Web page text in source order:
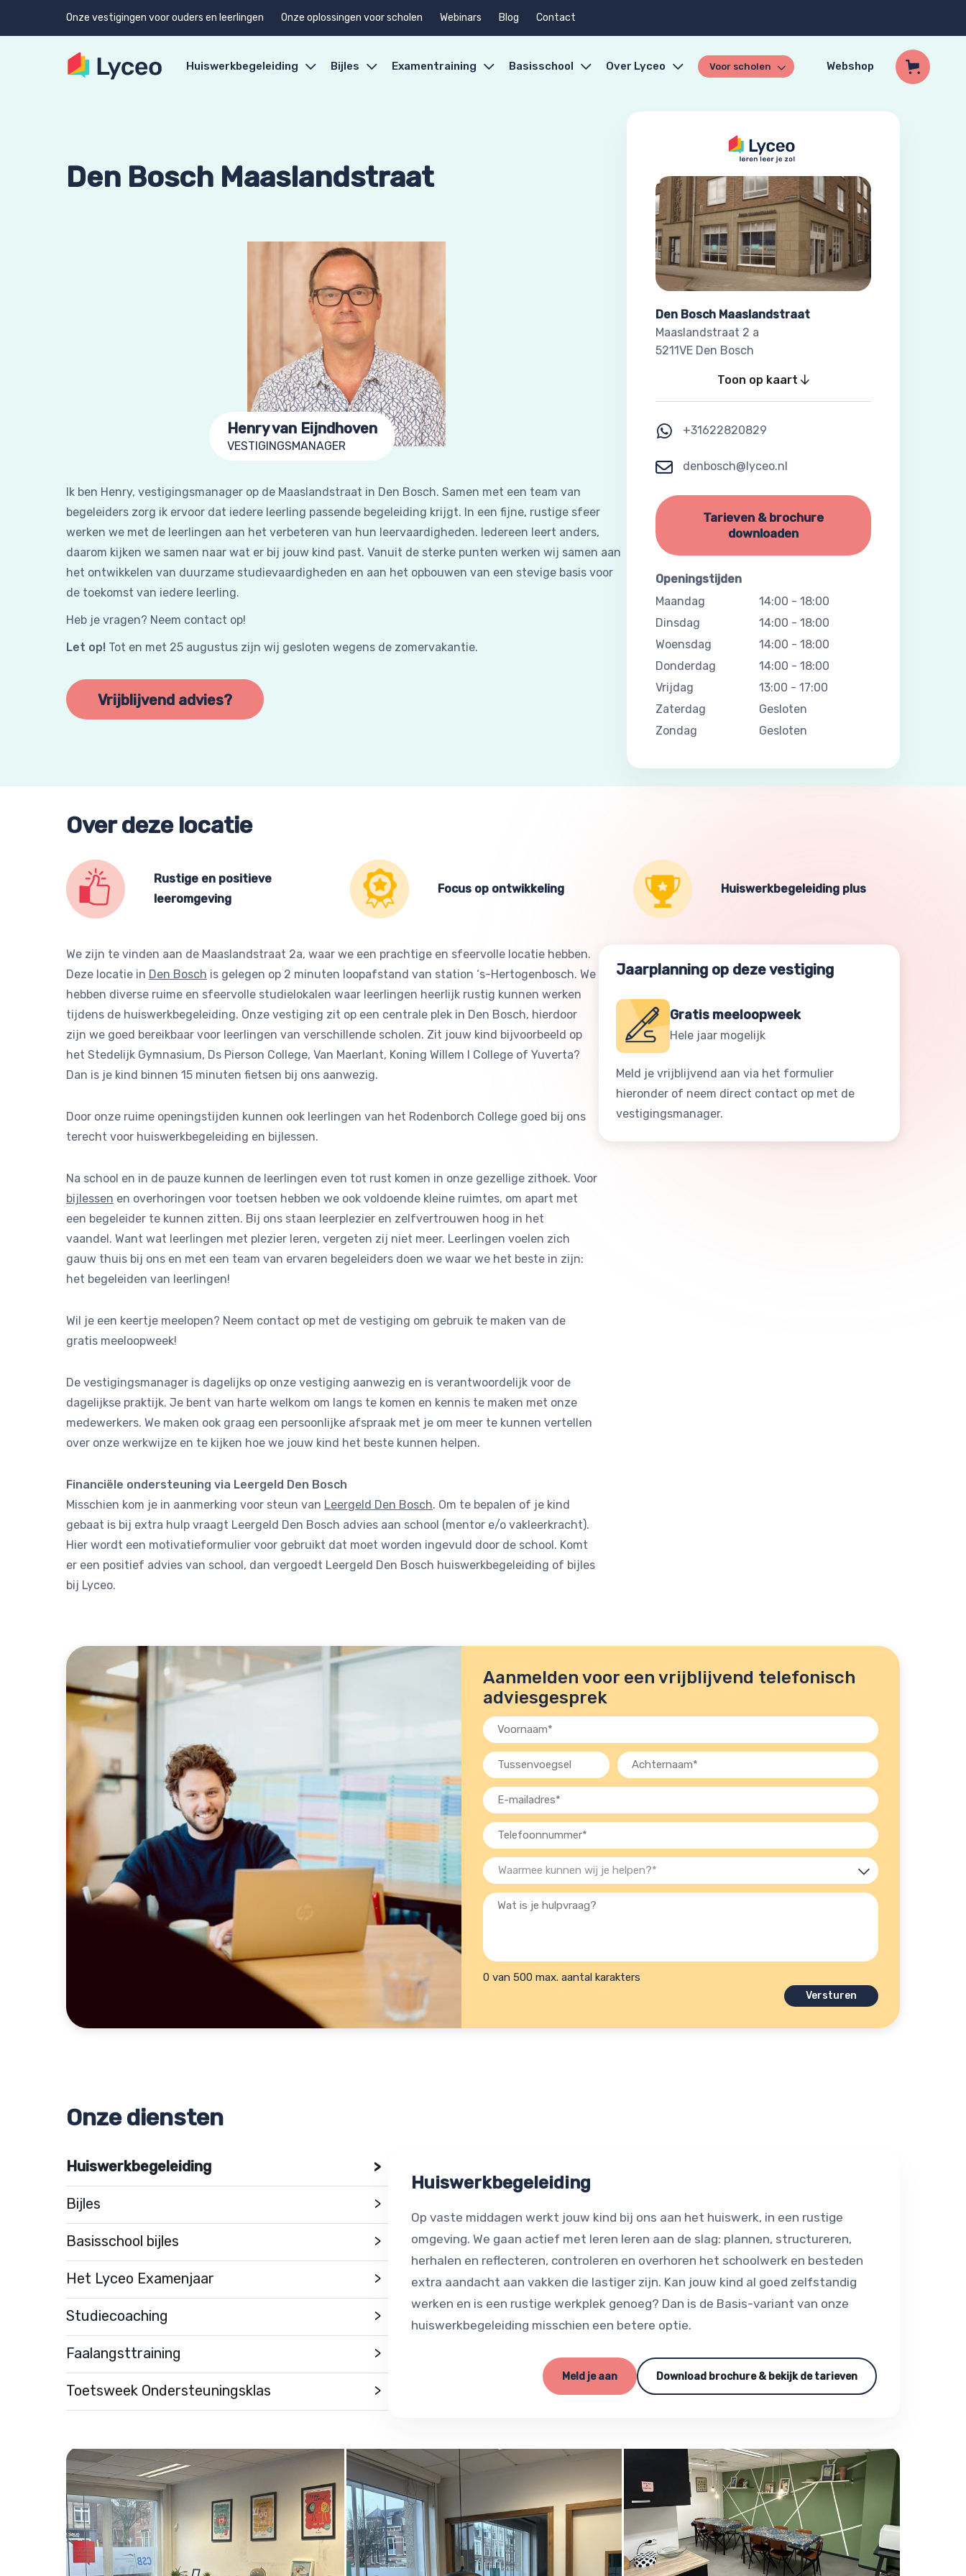
Onze vestigingen voor ouders en leerlingen Onze oplossingen voor scholen Webinars Blog Contact
Huiswerkbegeleiding Bijles Examentraining Basisschool Over Lyceo Voor scholen Webshop
Den Bosch Maaslandstraat
Henry van Eijndhoven
VESTIGINGSMANAGER
Ik ben Henry, vestigingsmanager op de Maaslandstraat in Den Bosch. Samen met een team van
begeleiders zorg ik ervoor dat iedere leerling passende begeleiding krijgt. In een fijne, rustige sfeer
werken we met de leerlingen aan het verbeteren van hun leervaardigheden. Iedereen leert anders,
daarom kijken we samen naar wat er bij jouw kind past. Vanuit de sterke punten werken wij samen aan
het ontwikkelen van duurzame studievaardigheden en aan het opbouwen van een stevige basis voor
de toekomst van iedere leerling.
Heb je vragen? Neem contact op!
Let op! Tot en met 25 augustus zijn wij gesloten wegens de zomervakantie.
Vrijblijvend advies?
Den Bosch Maaslandstraat
Maaslandstraat 2 a
5211VE Den Bosch
Toon op kaart
+31622820829
denbosch@lyceo.nl
Tarieven & brochure
downloaden
Openingstijden
Maandag
14:00 - 18:00
Dinsdag
14:00 - 18:00
Woensdag
14:00 - 18:00
Donderdag
14:00 - 18:00
Vrijdag
13:00 - 17:00
Zaterdag
Gesloten
Zondag
Gesloten
Over deze locatie
Rustige en positieve
leeromgeving
Focus op ontwikkeling Huiswerkbegeleiding plus
We zijn te vinden aan de Maaslandstraat 2a, waar we een prachtige en sfeervolle locatie hebben.
Deze locatie in Den Bosch is gelegen op 2 minuten loopafstand van station ‘s-Hertogenbosch. We
hebben diverse ruime en sfeervolle studielokalen waar leerlingen heerlijk rustig kunnen werken
tijdens de huiswerkbegeleiding. Onze vestiging zit op een centrale plek in Den Bosch, hierdoor
zijn we goed bereikbaar voor leerlingen van verschillende scholen. Zit jouw kind bijvoorbeeld op
het Stedelijk Gymnasium, Ds Pierson College, Van Maerlant, Koning Willem I College of Yuverta?
Dan is je kind binnen 15 minuten fietsen bij ons aanwezig.
Door onze ruime openingstijden kunnen ook leerlingen van het Rodenborch College goed bij ons
terecht voor huiswerkbegeleiding en bijlessen.
Na school en in de pauze kunnen de leerlingen even tot rust komen in onze gezellige zithoek. Voor
bijlessen en overhoringen voor toetsen hebben we ook voldoende kleine ruimtes, om apart met
een begeleider te kunnen zitten. Bij ons staan leerplezier en zelfvertrouwen hoog in het
vaandel. Want wat leerlingen met plezier leren, vergeten zij niet meer. Leerlingen voelen zich
gauw thuis bij ons en met een team van ervaren begeleiders doen we waar we het beste in zijn:
het begeleiden van leerlingen!
Wil je een keertje meelopen? Neem contact op met de vestiging om gebruik te maken van de
gratis meeloopweek!
De vestigingsmanager is dagelijks op onze vestiging aanwezig en is verantwoordelijk voor de
dagelijkse praktijk. Je bent van harte welkom om langs te komen en kennis te maken met onze
medewerkers. We maken ook graag een persoonlijke afspraak met je om meer te kunnen vertellen
over onze werkwijze en te kijken hoe we jouw kind het beste kunnen helpen.
Financiële ondersteuning via Leergeld Den Bosch
Misschien kom je in aanmerking voor steun van Leergeld Den Bosch. Om te bepalen of je kind
gebaat is bij extra hulp vraagt Leergeld Den Bosch advies aan school (mentor e/o vakleerkracht).
Hier wordt een motivatieformulier voor gebruikt dat moet worden ingevuld door de school. Komt
er een positief advies van school, dan vergoedt Leergeld Den Bosch huiswerkbegeleiding of bijles
bij Lyceo.
Jaarplanning op deze vestiging
Gratis meeloopweek
Hele jaar mogelijk
Meld je vrijblijvend aan via het formulier
hieronder of neem direct contact op met de
vestigingsmanager.
Aanmelden voor een vrijblijvend telefonisch
adviesgesprek
Voornaam
(Vereist)
Tussenvoegsel Achternaam
(Vereist)
E-
mailadres
(Vereist)
Telefoon
(Vereist)
Waarmee
kunnen
wij
(Vereist)
Wat
hulpvraag?
0 van 500 max. aantal karakters
Onze diensten
Huiswerkbegeleiding >
Bijles >
Basisschool bijles >
Het Lyceo Examenjaar >
Studiecoaching >
Faalangsttraining >
Toetsweek Ondersteuningsklas >
Huiswerkbegeleiding
Op vaste middagen werkt jouw kind bij ons aan het huiswerk, in een rustige
omgeving. We gaan actief met leren leren aan de slag: plannen, structureren,
herhalen en reflecteren, controleren en overhoren het schoolwerk en besteden
extra aandacht aan vakken die lastiger zijn. Kan jouw kind al goed zelfstandig
werken en is een rustige werkplek genoeg? Dan is de Basis-variant van onze
huiswerkbegeleiding misschien een betere optie.
Meld je aan Download brochure & bekijk de tarieven